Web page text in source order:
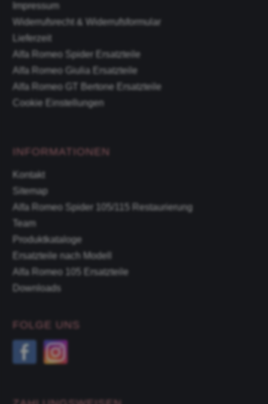
Impressum
Widerrufsrecht & Widerrufsformular
Lieferzeit
Alfa Romeo Spider Ersatzteile
Alfa Romeo Giulia Ersatzteile
Alfa Romeo GT Bertone Ersatzteile
Cookie Einstellungen
INFORMATIONEN
Kontakt
Sitemap
Alfa Romeo Spider 105/115 Restaurierung
Team
Produktkataloge
Ersatzteile nach Modell
Alfa Romeo 105 Ersatzteile
Downloads
FOLGE UNS